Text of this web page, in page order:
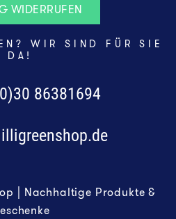
WIDERRUFEN
WIR SIND FÜR SIE
DA!
86381694
| Nachhaltige Produkte &